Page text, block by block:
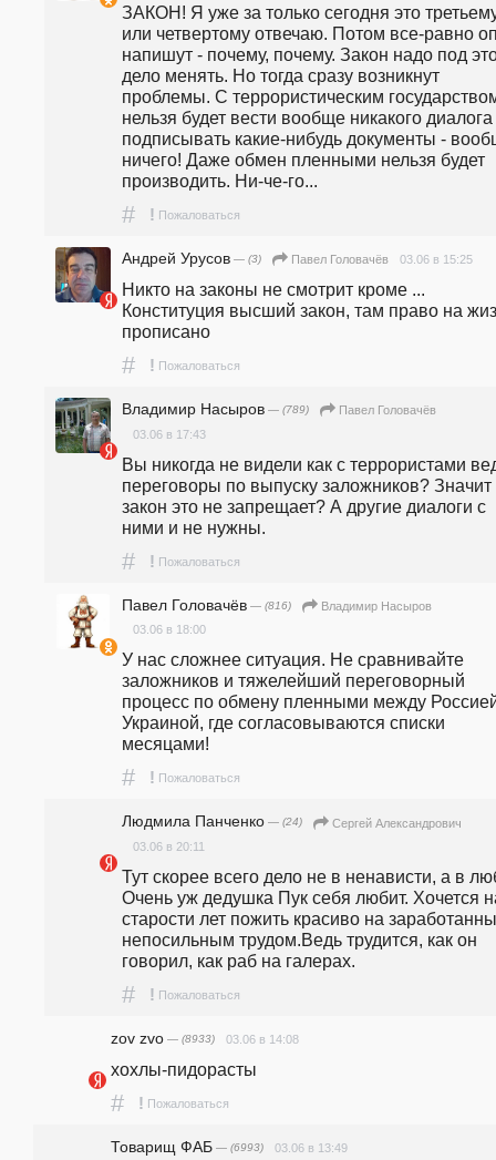
ЗАКОН! Я уже за только сегодня это
или четвертому отвечаю. Потом все-равно
напишут - почему, почему. Закон надо под
дело менять. Но тогда сразу возникнут
проблемы. С террористическим
нельзя будет вести вообще никакого
подписывать какие-нибудь документы -
ничего! Даже обмен пленными нельзя будет
производить. Ни-че-го...
# ! Пожаловаться
Андрей Урусов — (3) Павел Головачёв 03.06 в 15:25
Никто на законы не смотрит кроме ...
Конституция высший закон, там право на
прописано
# ! Пожаловаться
Владимир Насыров — (789)
Павел Головачёв
03.06 в 17:43
Вы никогда не видели как с террористами
переговоры по выпуску заложников? Значит
закон это не запрещает? А другие диалоги с
ними и не нужны.
# ! Пожаловаться
Павел Головачёв — (816)
Владимир Насыров
03.06 в 18:00
У нас сложнее ситуация. Не сравнивайте
заложников и тяжелейший переговорный
процесс по обмену пленными между
Украиной, где согласовываются списки
месяцами!
# ! Пожаловаться
Людмила Панченко — (24)
Сергей Александрович
03.06 в 20:11
Тут скорее всего дело не в ненависти, а в
Очень уж дедушка Пук себя любит. Хочется
старости лет пожить красиво на
непосильным трудом.Ведь трудится, как он
говорил, как раб на галерах.
# ! Пожаловаться
zov zvo — (8933) 03.06 в 14:08
хохлы-пидорасты
# ! Пожаловаться
Товарищ ФАБ — (6993) 03.06 в 13:49